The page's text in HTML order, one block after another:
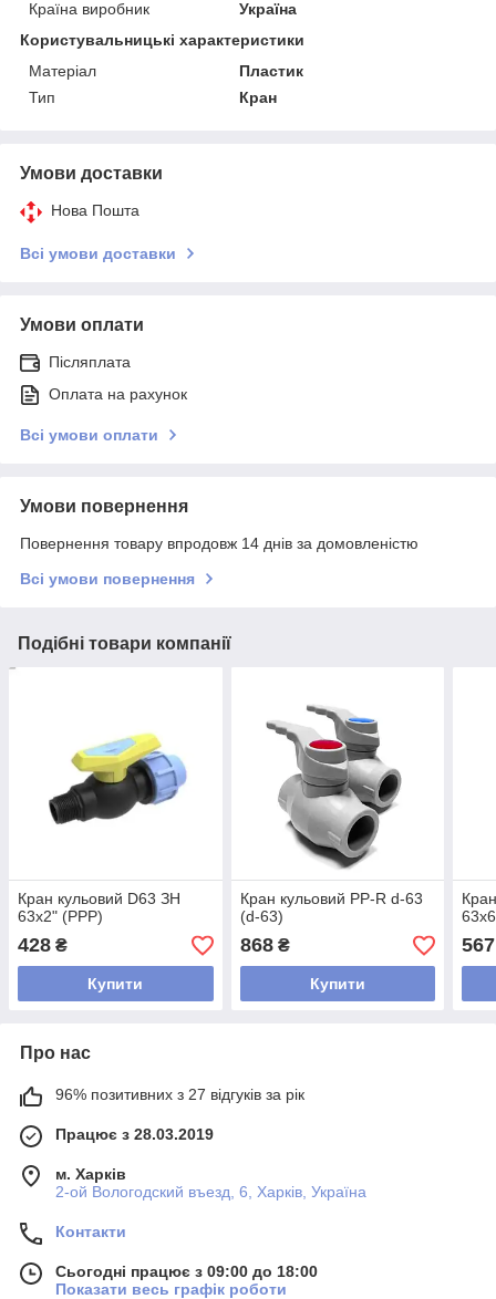
Країна виробник
Україна
Користувальницькі характеристики
Матеріал
Пластик
Тип
Кран
Умови доставки
Нова Пошта
Всі умови доставки
Умови оплати
Післяплата
Оплата на рахунок
Всі умови оплати
Умови повернення
Повернення товару впродовж 14 днів за домовленістю
Всі умови повернення
Подібні товари компанії
Кран кульовий D63 ЗН
63х2" (РРР)
428 ₴
Купити
Кран кульовий PP-R d-63
(d-63)
868₴
Купити
567
Про нас
96% позитивних з 27 відгуків за рік
Працює з 28.03.2019
м. Харків
2-ой Вологодский въезд, 6, Харків, Україна
Контакти
Сьогодні працює з 09:00 до 18:00
Показати весь графік роботи